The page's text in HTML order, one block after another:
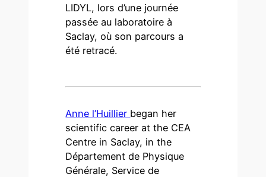
LIDYL, lors d’une journée
passée au laboratoire à
Saclay, où son parcours a
été retracé.
Anne l’Huillier began her
scientific career at the CEA
Centre in Saclay, in the
Département de Physique
Générale, Service de